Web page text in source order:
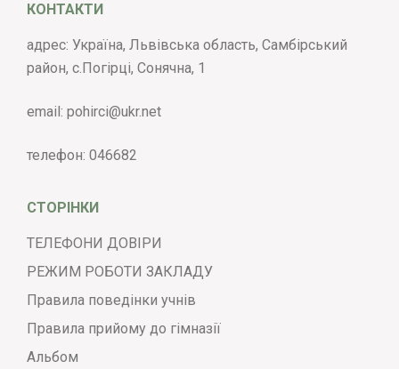
КОНТАКТИ
адрес: Україна, Львівська область, Самбірський
район, с.Погірці, Сонячна, 1
email: pohirci@ukr.net
телефон: 046682
СТОРІНКИ
ТЕЛЕФОНИ ДОВІРИ
РЕЖИМ РОБОТИ ЗАКЛАДУ
Правила поведінки учнів
Правила прийому до гімназії
Альбом